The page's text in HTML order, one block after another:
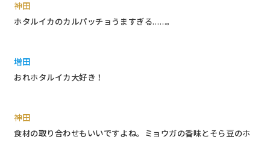
神田
ホタルイカのカルパッチョうますぎる……。
増田
おれホタルイカ大好き！
神田
食材の取り合わせもいいですよね。ミョウガの香味とそら豆のホ